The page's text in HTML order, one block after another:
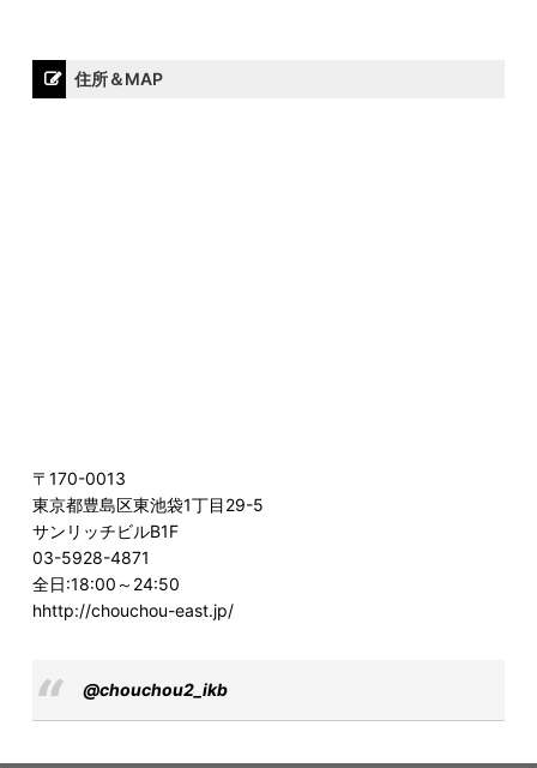
住所＆MAP
〒170-0013
東京都豊島区東池袋1丁目29-5
サンリッチビルB1F
03-5928-4871
全日:18:00～24:50
hhttp://chouchou-east.jp/
@chouchou2_ikb